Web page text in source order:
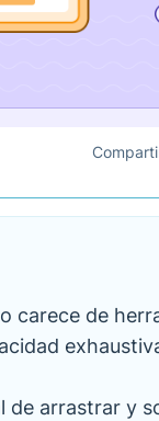
carece de
de arrastrar y